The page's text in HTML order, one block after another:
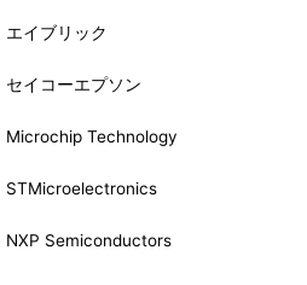
エイブリック
セイコーエプソン
Microchip Technology
STMicroelectronics
NXP Semiconductors